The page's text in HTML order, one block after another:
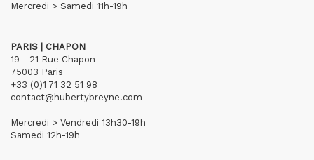
Mercredi > Samedi 11h-19h
PARIS | CHAPON
19 - 21 Rue Chapon
75003 Paris
+33 (0)1 71 32 51 98
contact@hubertybreyne.com
Mercredi > Vendredi 13h30-19h
Samedi 12h-19h